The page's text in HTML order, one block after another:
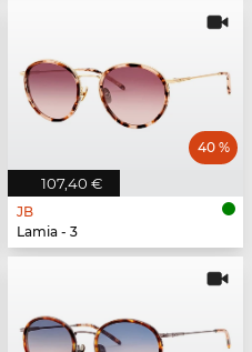
107,40 €
40 %
JB
Lamia - 3